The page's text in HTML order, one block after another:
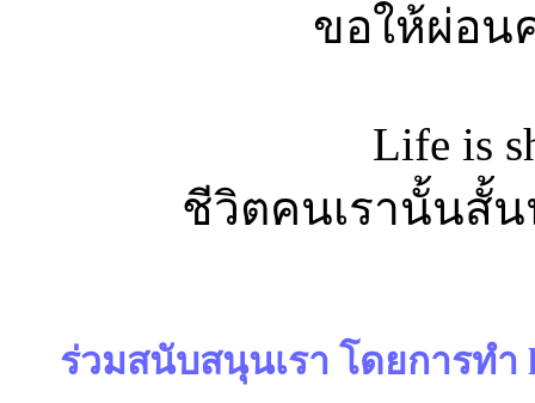
ขอให้ผ่อน
Life is
ชีวิตคนเรานั้นสั้
ร่วมสนับสนุนเรา โดยการทำ